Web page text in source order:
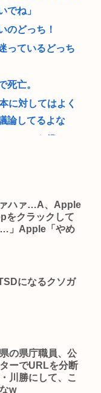
でね」
のどっち！
っているどっち
死亡。
に対してはよく
論してるよな
ードかをわかり
で決まる
週にバームクー
業詐称して病気
ことを告白 その
ハァ…A、Apple
をクラックして
」Apple「やめ
になるクソガ
の県庁職員、公
ーでURLを分断
川勝にして、こ
w